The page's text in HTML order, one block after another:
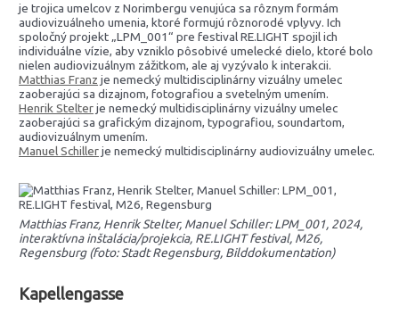
je trojica umelcov z Norimbergu venujúca sa rôznym formám
audiovizuálneho umenia, ktoré formujú rôznorodé vplyvy. Ich
spoločný projekt „LPM_001“ pre festival RE.LIGHT spojil ich
individuálne vízie, aby vzniklo pôsobivé umelecké dielo, ktoré bolo
nielen audiovizuálnym zážitkom, ale aj vyzývalo k interakcii.
Matthias Franz je nemecký multidisciplinárny vizuálny umelec
zaoberajúci sa dizajnom, fotografiou a svetelným umením.
Henrik Stelterje nemecký multidisciplinárny vizuálny umelec
zaoberajúci sa grafickým dizajnom, typografiou, soundartom,
audiovizuálnym umením.
Manuel Schillerje nemecký multidisciplinárny audiovizuálny umelec.
Matthias Franz, Henrik Stelter, Manuel Schiller: LPM_001, 2024,
interaktívna inštalácia/projekcia, RE.LIGHT festival, M26,
Regensburg (foto: Stadt Regensburg, Bilddokumentation)
Kapellengasse